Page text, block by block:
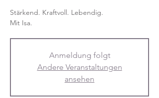
Stärkend. Kraftvoll. Lebendig.
Mit Isa.
Anmeldung folgt
Andere Veranstaltungen
ansehen